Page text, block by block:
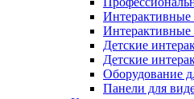
Интерактивные
Интерактивные
Детские
Детские
Оборудование
Панели для